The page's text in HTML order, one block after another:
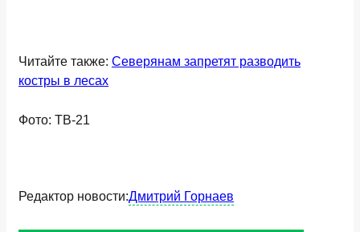
Читайте также: Северянам запретят разводить
костры в лесах
Фото: ТВ-21
Редактор новости:Дмитрий Горнаев